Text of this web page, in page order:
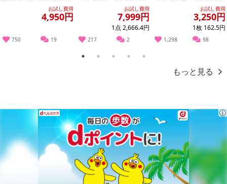
もじ付き) ※日本製/LE
お試し費用
4,950円
750 19
ンケルス/ツヴィリング
お試し費用
7,999円
1点 2,666.4円
217 2
お試し費用
3,250円
1枚 162.5円
1,298 98
1 2 3 4 5
もっと見る